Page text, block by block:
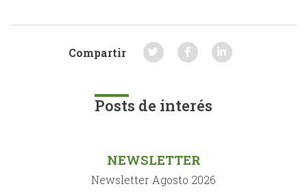
Compartir
Posts de interés
NEWSLETTER
Newsletter Agosto 2026